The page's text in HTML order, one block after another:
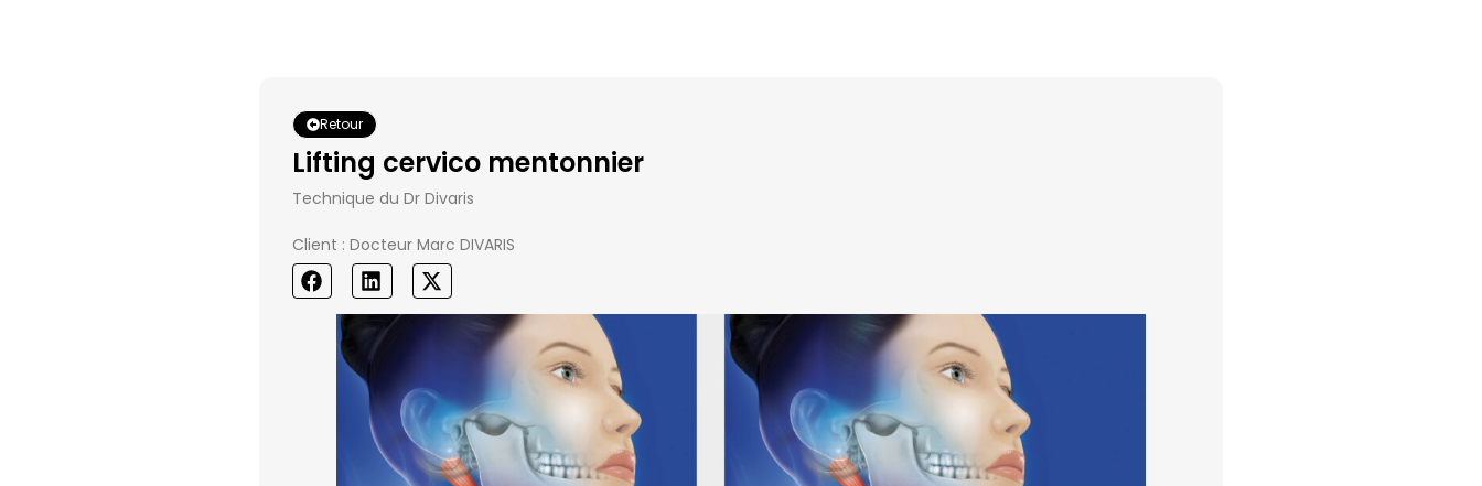
Retour
Lifting cervico mentonnier
Technique du Dr Divaris
Client : Docteur Marc DIVARIS